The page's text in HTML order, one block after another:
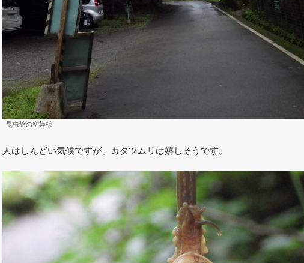
昆虫館の空模様
人はしんどい気候ですが、カタツムリは嬉しそうです。